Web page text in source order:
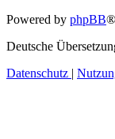
Powered by phpBB
Deutsche
Datenschutz |